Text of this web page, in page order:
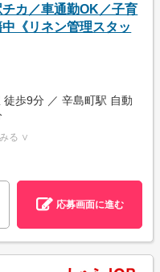
チカ／車通勤OK／子育
《リネン管理スタッ
歩9分 ／ 辛島町駅 自動
る ∨
応募画面に進む